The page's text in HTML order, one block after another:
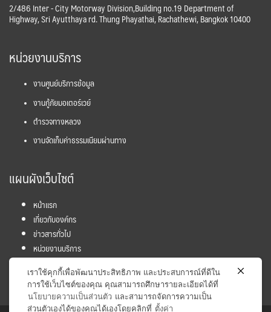
2/486 Inter - City Motorway Division,Building no.19 Department of
Highway, Sri Ayutthaya rd. Thung Phayathai, Rachathewi, Bangkok 10400
หน่วยงานบริการ
งานศูนย์บริการข้อมูล
งานกู้ภัยมอเตอร์เวย์
ตำรวจทางหลวง
งานจัดเก็บค่าธรรมเนียมผ่านทาง
แผนผังเว็บไซต์
หน้าแรก
เกี่ยวกับองค์กร
ข่าวสารทั่วไป
หน่วยงานบริการ
โครงการ
ข้อมูลและสถิติ
เราใช้คุกกี้เพื่อพัฒนาประสิทธิภาพ และประสบการณ์ที่ดีใน
การใช้เว็บไซต์ของคุณ คุณสามารถศึกษารายละเอียดได้ที่
นโยบายความเป็นส่วนตัว และสามารถจัดการความเป็น
ส่วนตัวเองได้ของคุณได้เองโดยคลิกที่ ตั้งค่า